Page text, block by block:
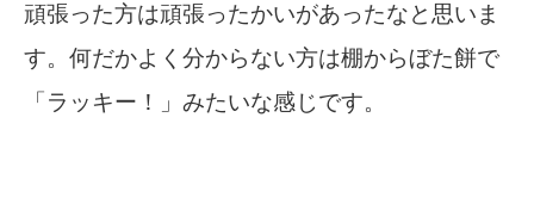
頑張った方は頑張ったかいがあったなと思いま
す。何だかよく分からない方は棚からぼた餅で
「ラッキー！」みたいな感じです。